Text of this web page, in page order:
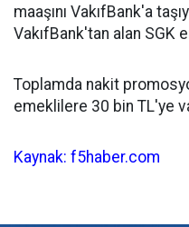
maaşını VakıfBank'a
VakıfBank'tan alan SGK
Toplamda nakit
emeklilere 30 bin TL'ye
Kaynak: f5haber.com